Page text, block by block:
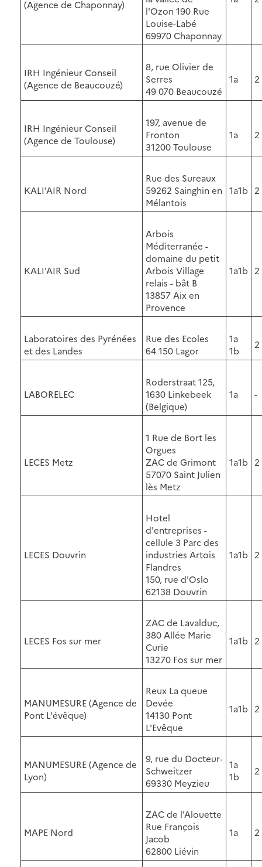
(Agence de Chaponnay)
l'Ozon 190 Rue
Louise-Labé
69970 Chaponnay
IRH Ingénieur Conseil
(Agence de Beaucouzé)
8, rue Olivier de
Serres
49 070 Beaucouzé
1a 2
IRH Ingénieur Conseil
(Agence de Toulouse)
197, avenue de
Fronton
31200 Toulouse
1a 2
KALI'AIR Nord
Rue des Sureaux
59262 Sainghin en
Mélantois
1a1b 2
KALI'AIR Sud
Arbois
Méditerranée -
domaine du petit
Arbois Village
relais - bât B
13857 Aix en
Provence
1a1b 2
Laboratoires des Pyrénées
et des Landes
Rue des Ecoles
64 150 Lagor
1a
1b
2
LABORELEC
Roderstraat 125,
1630 Linkebeek
(Belgique)
1a -
LECES Metz
1 Rue de Bort les
Orgues
ZAC de Grimont
57070 Saint Julien
lès Metz
1a1b 2
LECES Douvrin
Hotel
d'entreprises -
cellule 3 Parc des
industries Artois
Flandres
150, rue d'Oslo
62138 Douvrin
1a1b 2
LECES Fos sur mer
ZAC de Lavalduc,
380 Allée Marie
Curie
13270 Fos sur mer
1a1b 2
MANUMESURE (Agence de
Pont L'évêque)
Reux La queue
Devée
14130 Pont
L'Evêque
1a1b 2
MANUMESURE (Agence de
Lyon)
9, rue du Docteur-
Schweitzer
69330 Meyzieu
1a
1b
2
MAPE Nord
ZAC de l'Alouette
Rue François
Jacob
62800 Liévin
1a 2